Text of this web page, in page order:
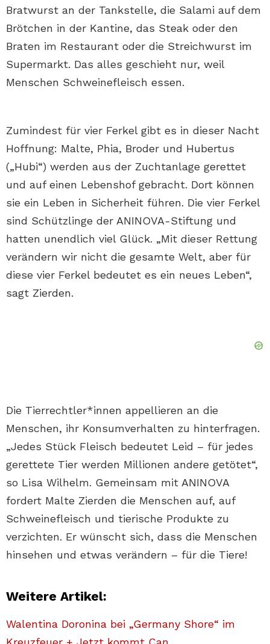
Bratwurst an der Tankstelle, die Salami auf dem
Brötchen in der Kantine, das Steak oder den
Braten im Restaurant oder die Streichwurst im
Supermarkt. Das alles geschieht nur, weil
Menschen Schweinefleisch essen.
Zumindest für vier Ferkel gibt es in dieser Nacht
Hoffnung: Malte, Phia, Broder und Hubertus
(„Hubi“) werden aus der Zuchtanlage gerettet
und auf einen Lebenshof gebracht. Dort können
sie ein Leben in Sicherheit führen. Die vier Ferkel
sind Schützlinge der ANINOVA-Stiftung und
hatten unendlich viel Glück. „Mit dieser Rettung
verändern wir nicht die gesamte Welt, aber für
diese vier Ferkel bedeutet es ein neues Leben“,
sagt Zierden.
Die Tierrechtler*innen appellieren an die
Menschen, ihr Konsumverhalten zu hinterfragen.
„Jedes Stück Fleisch bedeutet Leid – für jedes
gerettete Tier werden Millionen andere getötet“,
so Lisa Wilhelm. Gemeinsam mit ANINOVA
fordert Malte Zierden die Menschen auf, auf
Schweinefleisch und tierische Produkte zu
verzichten. Er wünscht sich, dass die Menschen
hinsehen und etwas verändern – für die Tiere!
Weitere Artikel:
Walentina Doronina bei „Germany Shore“ im